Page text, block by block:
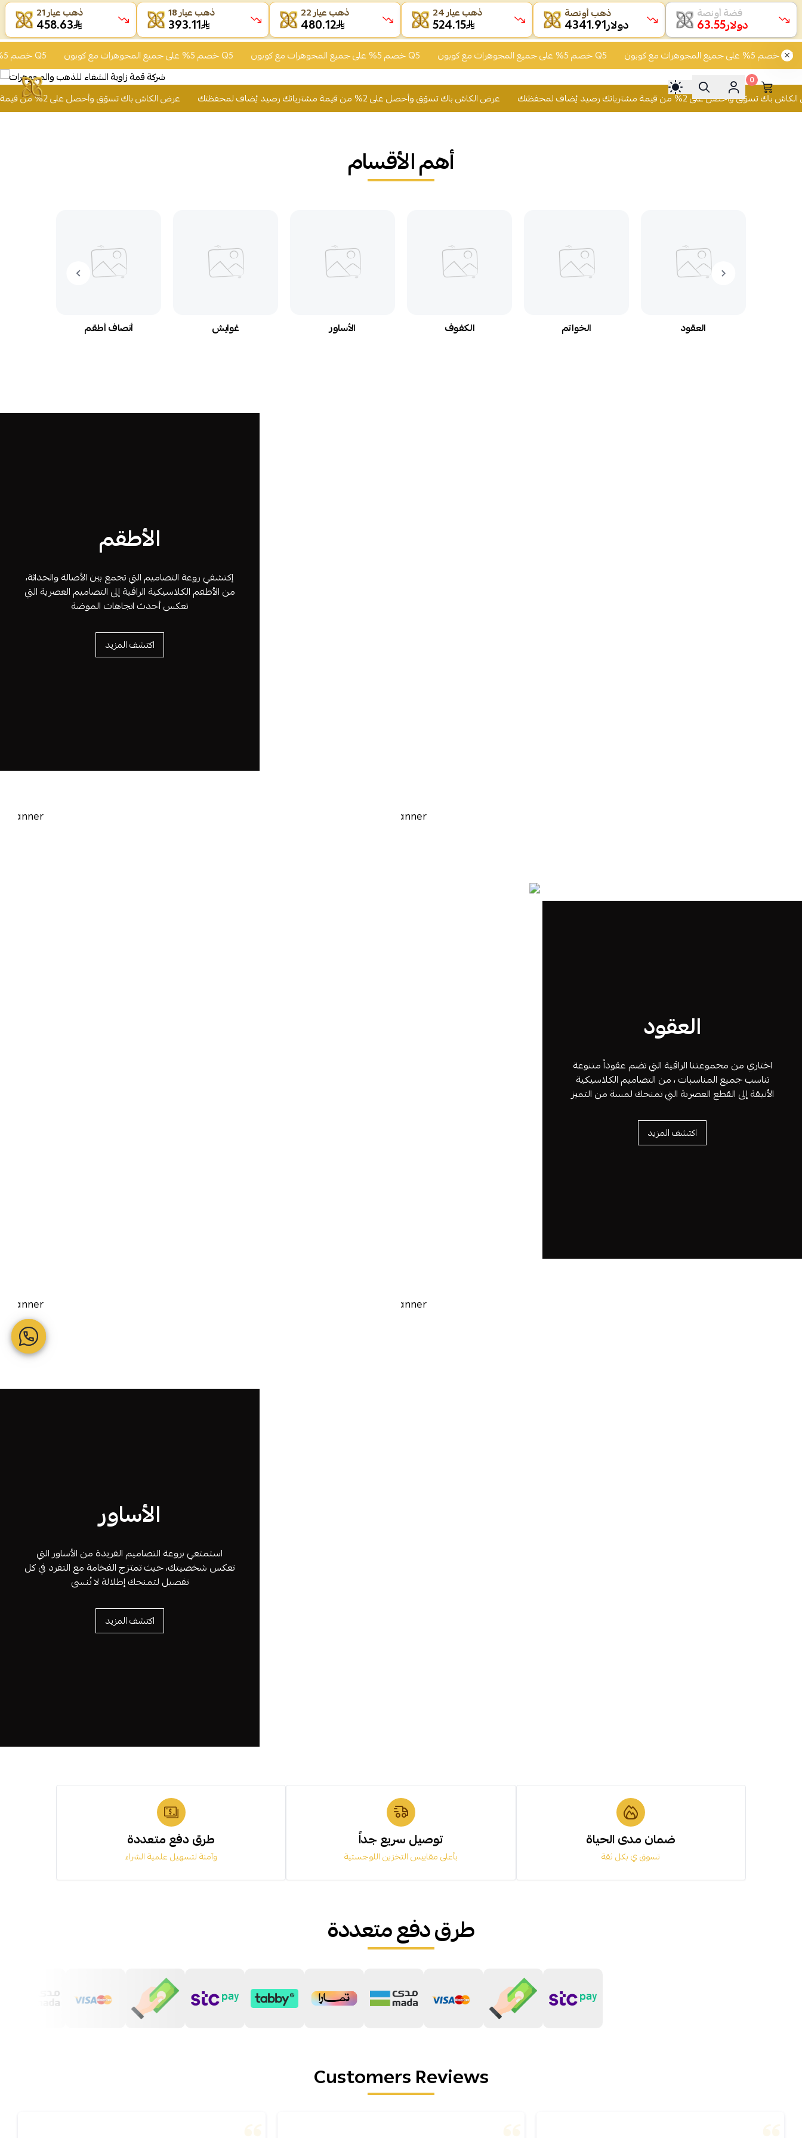
خصم 5% على جميع المجوهرات مع كوبون Q5 خصم 5% على جميع المجوهرات مع كوبون Q5 خصم 5% على جميع المجوهرات مع كوبون Q5 خصم 5% على جميع المجوهرات مع كوبون Q5 خصم 5% على جميع المجوهرات مع كوبون Q5
0
عرض الكاش باك تسوّق وأحصل على 2% من قيمة مشترياتك رصيد يُضاف لمحفظتك عرض الكاش باك تسوّق وأحصل على 2% من قيمة مشترياتك رصيد يُضاف لمحفظتك عرض الكاش باك تسوّق وأحصل على 2% من قيمة مشترياتك رصيد يُضاف لمحفظتك
أهم الأقسام
غوايش
الأطقم
إكتشفي روعة التصاميم التي تجمع بين الأصالة والحداثة،
من الأطقم الكلاسيكية الراقية إلى التصاميم العصرية التي
تعكس أحدث اتجاهات الموضة
اكتشف المزيد
العقود
اختاري من مجموعتنا الراقية التي تضم عقوداً متنوعة
تناسب جميع المناسبات ، من التصاميم الكلاسيكية
الأنيقة إلى القطع العصرية التي تمنحك لمسة من التميز
اكتشف المزيد
الأساور
استمتعي بروعة التصاميم الفريدة من الأساور التي
تعكس شخصيتك، حيث تمتزج الفخامة مع التفرد في كل
تفصيل لتمنحك إطلالة لا تُنسى
اكتشف المزيد
طرق دفع متعددة
وآمنة لتسهيل علمية الشراء
توصيل سريع جداً
بأعلى مقاييس التخزين اللوجستية
ضمان مدى الحياة
تسوق ي بكل ثقة
طرق دفع متعددة
Customers Reviews
ذهب عيار 21
458.63
ذهب عيار 18
393.11
ذهب عيار 22
480.12
ذهب عيار 24
524.15
ذهب أونصة
4341.91دولار
فضة أونصة
63.55دولار